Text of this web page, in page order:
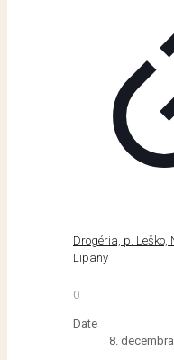
Drogéria, p. Leško,
Lipany
0
Date
8.